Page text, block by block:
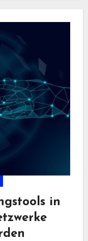
in